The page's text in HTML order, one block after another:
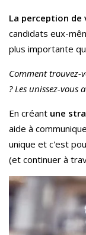
La perception de
candidats eux-
plus importante
Comment trouvez-
? Les unissez-
En créant une
aide à
unique et c'est
(et continuer à